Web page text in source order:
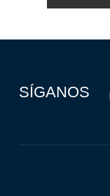
SÍGANOS